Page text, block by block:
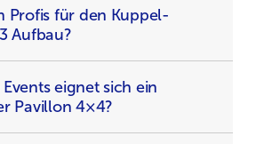
Profis für den Kuppel-
Aufbau?
eignet sich ein
Pavillon 4×4?